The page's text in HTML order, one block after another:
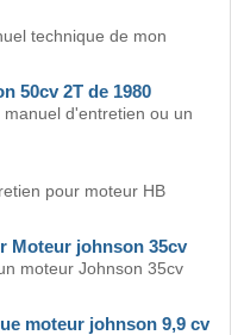
technique de mon
50cv 2T de 1980
d'entretien ou un
pour moteur HB
Moteur johnson 35cv
moteur Johnson 35cv
moteur johnson 9,9 cv